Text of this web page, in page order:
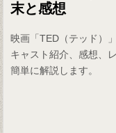
末と感想
映画「TED（テッド）
キャスト紹介、感想、
簡単に解説します。